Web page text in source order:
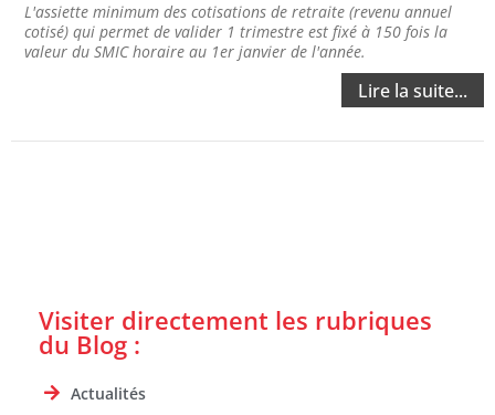
L'assiette minimum des cotisations de retraite (revenu annuel
cotisé) qui permet de valider 1 trimestre est fixé à 150 fois la
valeur du SMIC horaire au 1er janvier de l'année.
Lire la suite...
Visiter directement les rubriques
du Blog :
Actualités